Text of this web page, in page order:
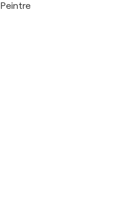
Peintre